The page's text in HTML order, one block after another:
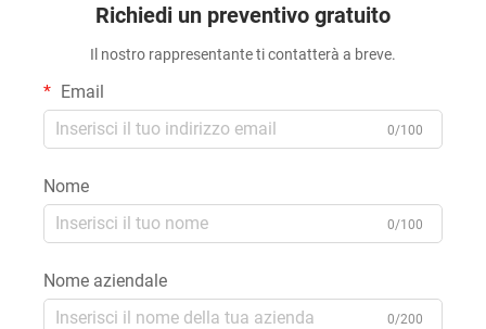
Richiedi un preventivo gratuito
Il nostro rappresentante ti contatterà a breve.
Email
0/100
Nome
0/100
Nome aziendale
0/200